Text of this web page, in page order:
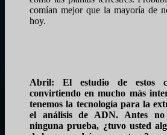
comían mejor que la mayoría de
hoy.
Abril: El estudio de estos
convirtiendo en mucho más
tenemos la tecnología para la
el análisis de ADN. Antes
ninguna prueba, ¿tuvo usted